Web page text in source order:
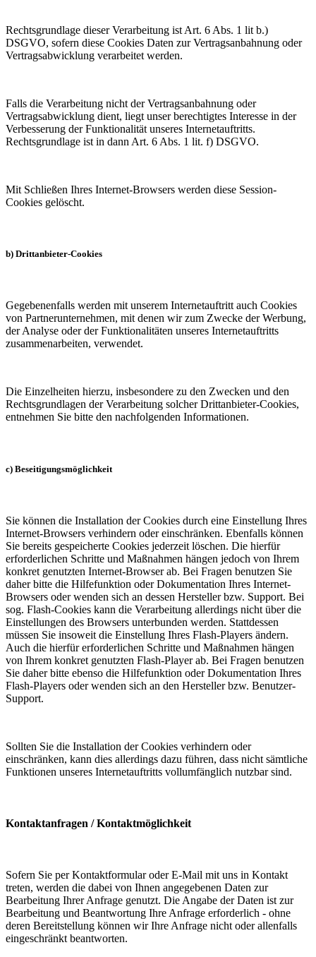
Rechtsgrundlage dieser Verarbeitung ist Art. 6 Abs. 1 lit b.)
DSGVO, sofern diese Cookies Daten zur Vertragsanbahnung oder
Vertragsabwicklung verarbeitet werden.
Falls die Verarbeitung nicht der Vertragsanbahnung oder
Vertragsabwicklung dient, liegt unser berechtigtes Interesse in der
Verbesserung der Funktionalität unseres Internetauftritts.
Rechtsgrundlage ist in dann Art. 6 Abs. 1 lit. f) DSGVO.
Mit Schließen Ihres Internet-Browsers werden diese Session-
Cookies gelöscht.
b) Drittanbieter-Cookies
Gegebenenfalls werden mit unserem Internetauftritt auch Cookies
von Partnerunternehmen, mit denen wir zum Zwecke der Werbung,
der Analyse oder der Funktionalitäten unseres Internetauftritts
zusammenarbeiten, verwendet.
Die Einzelheiten hierzu, insbesondere zu den Zwecken und den
Rechtsgrundlagen der Verarbeitung solcher Drittanbieter-Cookies,
entnehmen Sie bitte den nachfolgenden Informationen.
c) Beseitigungsmöglichkeit
Sie können die Installation der Cookies durch eine Einstellung Ihres
Internet-Browsers verhindern oder einschränken. Ebenfalls können
Sie bereits gespeicherte Cookies jederzeit löschen. Die hierfür
erforderlichen Schritte und Maßnahmen hängen jedoch von Ihrem
konkret genutzten Internet-Browser ab. Bei Fragen benutzen Sie
daher bitte die Hilfefunktion oder Dokumentation Ihres Internet-
Browsers oder wenden sich an dessen Hersteller bzw. Support. Bei
sog. Flash-Cookies kann die Verarbeitung allerdings nicht über die
Einstellungen des Browsers unterbunden werden. Stattdessen
müssen Sie insoweit die Einstellung Ihres Flash-Players ändern.
Auch die hierfür erforderlichen Schritte und Maßnahmen hängen
von Ihrem konkret genutzten Flash-Player ab. Bei Fragen benutzen
Sie daher bitte ebenso die Hilfefunktion oder Dokumentation Ihres
Flash-Players oder wenden sich an den Hersteller bzw. Benutzer-
Support.
Sollten Sie die Installation der Cookies verhindern oder
einschränken, kann dies allerdings dazu führen, dass nicht sämtliche
Funktionen unseres Internetauftritts vollumfänglich nutzbar sind.
Kontaktanfragen / Kontaktmöglichkeit
Sofern Sie per Kontaktformular oder E-Mail mit uns in Kontakt
treten, werden die dabei von Ihnen angegebenen Daten zur
Bearbeitung Ihrer Anfrage genutzt. Die Angabe der Daten ist zur
Bearbeitung und Beantwortung Ihre Anfrage erforderlich - ohne
deren Bereitstellung können wir Ihre Anfrage nicht oder allenfalls
eingeschränkt beantworten.